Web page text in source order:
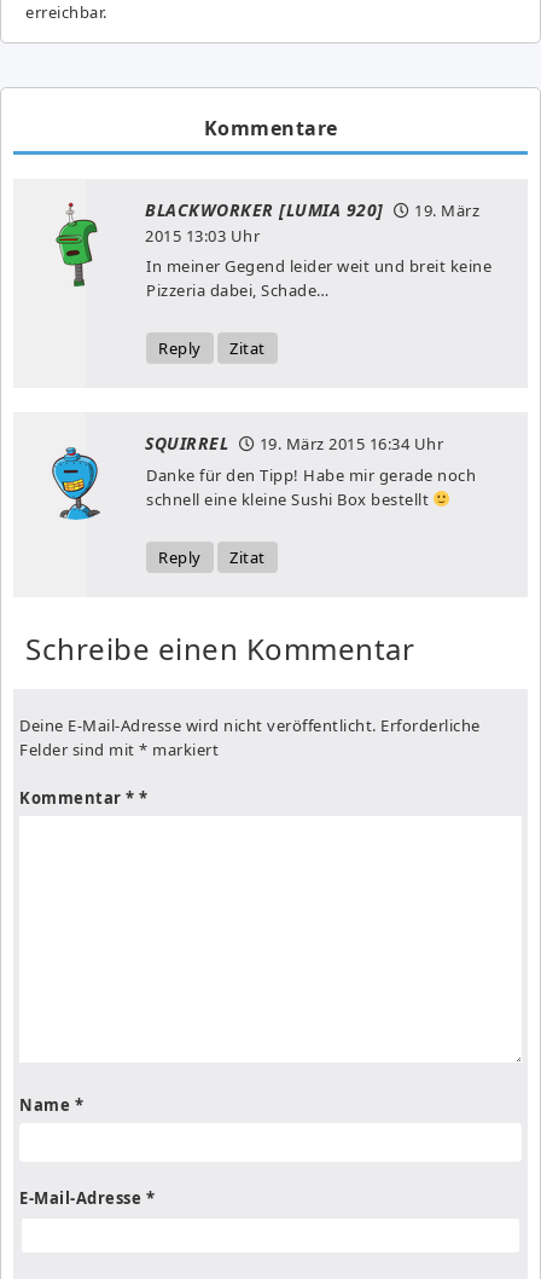
erreichbar.
Kommentare
BLACKWORKER [LUMIA 920]
19. März
2015 13:03 Uhr
In meiner Gegend leider weit und breit keine
Pizzeria dabei, Schade…
Reply Zitat
SQUIRREL 19. März 2015 16:34 Uhr
Danke für den Tipp! Habe mir gerade noch
schnell eine kleine Sushi Box bestellt
Reply Zitat
Schreibe einen Kommentar
Deine E-Mail-Adresse wird nicht veröffentlicht. Erforderliche
Felder sind mit * markiert
Kommentar *
Name *
E-Mail-Adresse *